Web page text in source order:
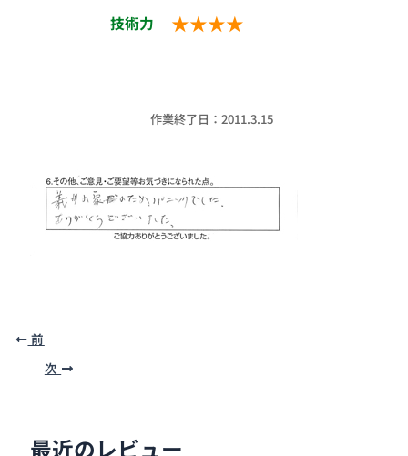
技術力 ★★★★
作業終了日：2011.3.15
前
次
最近のレビュー